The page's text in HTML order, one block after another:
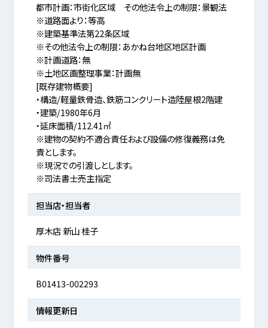
都市計画：市街化区域 その他法令上の制限：景観法
※道路面より：等高
※建築基準法第22条区域
※その他法令上の制限：あかね台地区地区計画
※計画道路：無
※土地区画整理事業：計画無
[既存建物概要]
・構造/軽量鉄骨造、鉄筋コンクリート造陸屋根2階建
・建築/1980年6月
・延床面積/112.41㎡
※建物の契約不適合責任および設備の修復義務は免
責とします。
※現況での引渡しとします。
※司法書士売主指定
担当店・担当者
厚木店 新山 桂子
物件番号
B01413-002293
情報更新日